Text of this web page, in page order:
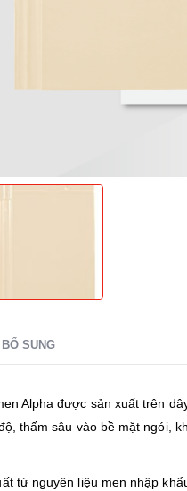
SUNG
Alpha được sản xuất trên
thấm sâu vào bề mặt ngói,
từ nguyên liệu men nhập